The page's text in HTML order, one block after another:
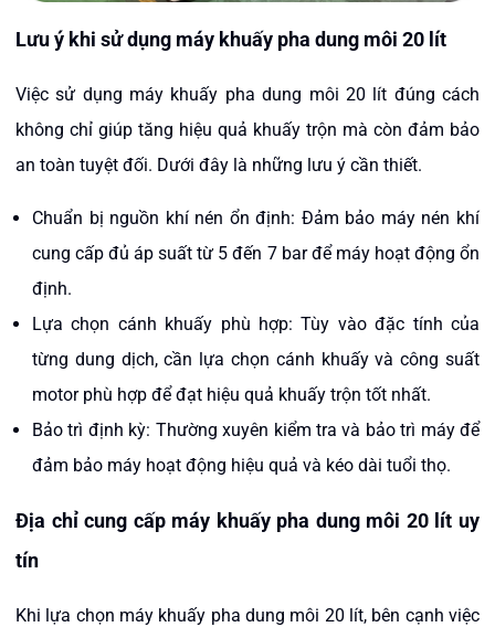
Lưu ý khi sử dụng máy khuấy pha dung môi 20 lít
Việc sử dụng máy khuấy pha dung môi 20 lít đúng cách
không chỉ giúp tăng hiệu quả khuấy trộn mà còn đảm bảo
an toàn tuyệt đối. Dưới đây là những lưu ý cần thiết.
Chuẩn bị nguồn khí nén ổn định: Đảm bảo máy nén khí
cung cấp đủ áp suất từ 5 đến 7 bar để máy hoạt động ổn
định.​
Lựa chọn cánh khuấy phù hợp: Tùy vào đặc tính của
từng dung dịch, cần lựa chọn cánh khuấy và công suất
motor phù hợp để đạt hiệu quả khuấy trộn tốt nhất.​
Bảo trì định kỳ: Thường xuyên kiểm tra và bảo trì máy để
đảm bảo máy hoạt động hiệu quả và kéo dài tuổi thọ.
Địa chỉ cung cấp máy khuấy pha dung môi 20 lít uy
tín
Khi lựa chọn máy khuấy pha dung môi 20 lít, bên cạnh việc